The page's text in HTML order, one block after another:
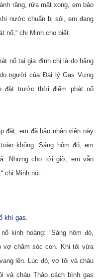
răng, rửa mặt xong, em bảo
nước chuẩn bị sôi, em đang
nổ,“ chị Minh cho biết.
nổ tại gia đình chị là do hãng
người của Đại lý Gas Vựng
đặt trước thời điểm phát nổ
đặt, em đã bảo nhân viên này
không. Sáng hôm đó, em
Nhưng cho tới giờ, em vẫn
chị Minh nói.
khí gas.
kinh hoàng: ”Sáng hôm đó,
vợ chăm sóc con. Khi tôi vừa
lên. Lúc đó, vợ tôi và cháu
và cháu Thảo cách bình gas